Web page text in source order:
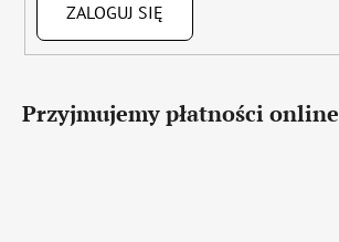
ZALOGUJ SIĘ
Przyjmujemy płatności online